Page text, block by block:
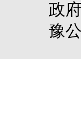
政
豫